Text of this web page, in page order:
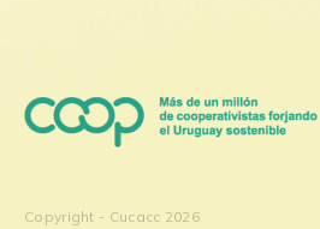
Copyright - Cucacc 2026